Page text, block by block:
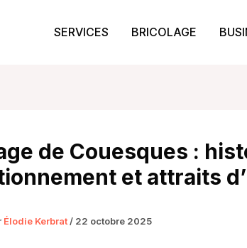
SERVICES BRICOLAGE
de Couesques :
et attraits
Élodie Kerbrat / 22 octobre 2025